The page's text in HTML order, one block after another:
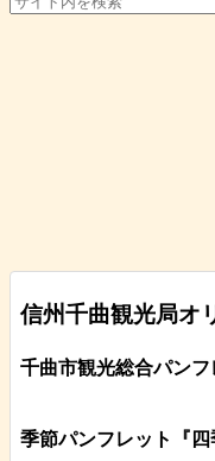
信州千曲観光局オ
千曲市観光総合パンフ
季節パンフレット『四